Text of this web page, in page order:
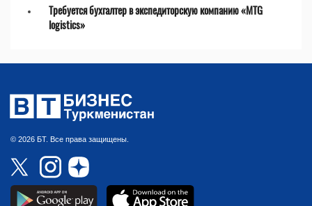
Требуется бухгалтер в экспедиторскую компанию «MTG
logistics»
© 2026 БТ. Все права защищены.